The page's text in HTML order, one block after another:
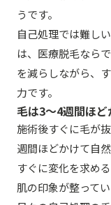
うです。
自己処理では難し
は、医療脱毛なら
を減らしながら、
力です。
毛は3〜4週間ほ
施術後すぐに毛が
週間ほどかけて自
すぐに変化を求め
肌の印象が整って